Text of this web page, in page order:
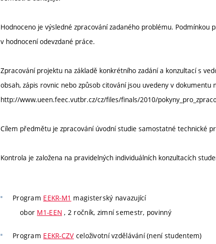
Hodnoceno je výsledné zpracování zadaného problému.
v hodnocení odevzdané práce.
Zpracování projektu na základě konkrétního zadání a konzultací s
obsah, zápis rovnic nebo způsob citování jsou uvedeny v
http://www.ueen.feec.vutbr.cz/cz/files/finals/2010/
Cílem předmětu je zpracování úvodní studie samostatné technické
Kontrola je založena na pravidelných individuálních konzultacích
Program EEKR-M1 magisterský navazující
obor M1-EEN , 2 ročník, zimní semestr, povinný
Program EEKR-CZV celoživotní vzdělávání (není studentem)